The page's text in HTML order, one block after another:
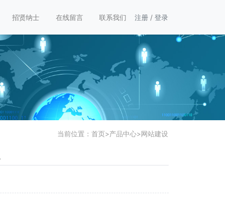
招贤纳士 在线留言 联系我们 注册 / 登录
当前位置： 首页>产品中心>网站建设